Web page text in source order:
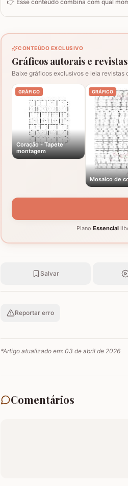
👉 Esse conteúdo combina com qual
CONTEÚDO EXCLUSIVO
Gráficos autorais e
Baixe gráficos exclusivos e leia revistas
GRÁFICO
Coração - Tapete
montagem
GRÁFICO
Mosaico de
Plano Essencial
Salvar
Reportar erro
*Artigo atualizado em: 03 de abril de 2026
Comentários